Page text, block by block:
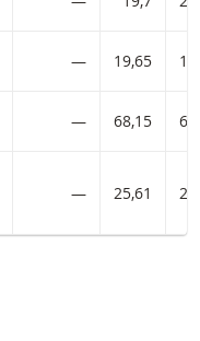
met ISIN code:
— 19,65
met ISIN code:
— 68,15
Certificaten met ISIN
— 25,61 26